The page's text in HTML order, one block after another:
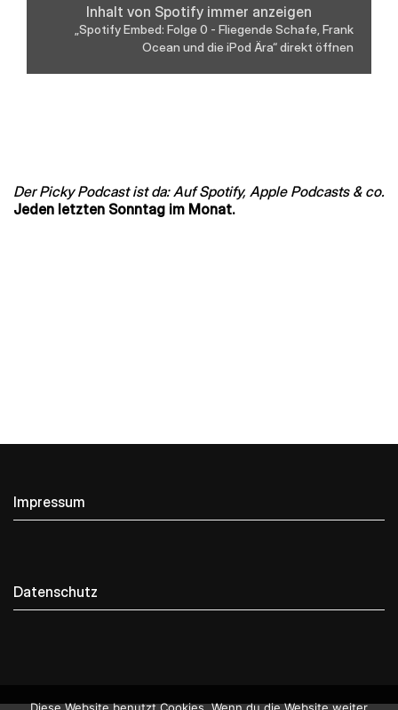
Inhalt von Spotify immer anzeigen
„Spotify Embed: Folge 0 - Fliegende Schafe, Frank
Ocean und die iPod Ära“ direkt öffnen
Der Picky Podcast ist da: Auf Spotify, Apple Podcasts & co.
Jeden letzten Sonntag im Monat.
Impressum
Datenschutz